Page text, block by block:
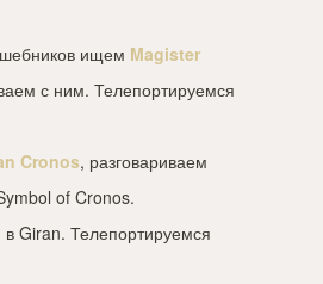
ищем Magister
с ним. Телепортируемся
Cronos, разговариваем
of Cronos.
Giran. Телепортируемся